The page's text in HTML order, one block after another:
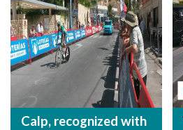
Calp, recognized with